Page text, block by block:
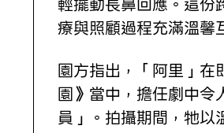
療與照顧過程充滿溫馨
園方指出，「阿里」在
園》當中，擔任劇中令
員」。拍攝期間，牠以